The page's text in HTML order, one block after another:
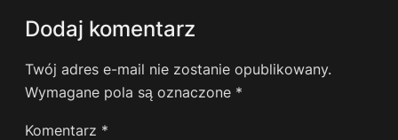
Dodaj komentarz
Twój adres e-mail nie zostanie opublikowany.
Wymagane pola są oznaczone *
Komentarz *